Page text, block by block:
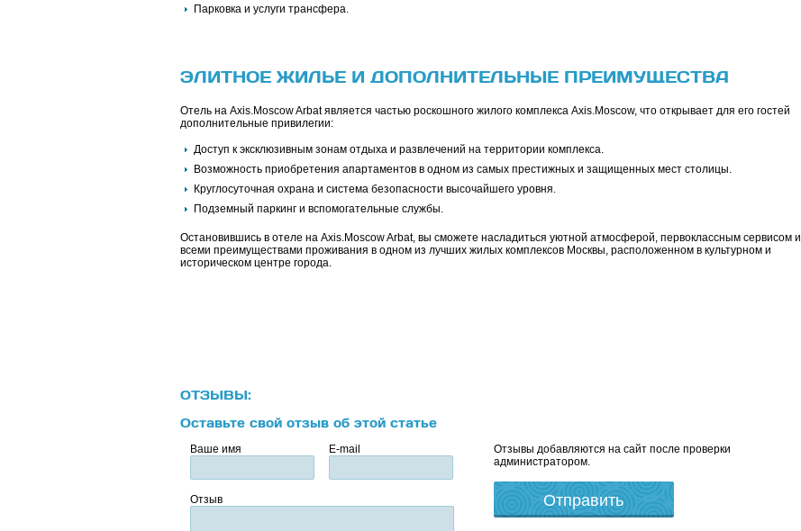
Парковка и услуги трансфера.
ЭЛИТНОЕ ЖИЛЬЕ И ДОПОЛНИТЕЛЬНЫЕ ПРЕИМУЩЕСТВА
Отель на Axis.Moscow Arbat является частью роскошного жилого комплекса Axis.Moscow, что открывает для его гостей
дополнительные привилегии:
Доступ к эксклюзивным зонам отдыха и развлечений на территории комплекса.
Возможность приобретения апартаментов в одном из самых престижных и защищенных мест столицы.
Круглосуточная охрана и система безопасности высочайшего уровня.
Подземный паркинг и вспомогательные службы.
Остановившись в отеле на Axis.Moscow Arbat, вы сможете насладиться уютной атмосферой, первоклассным сервисом и
всеми преимуществами проживания в одном из лучших жилых комплексов Москвы, расположенном в культурном и
историческом центре города.
ОТЗЫВЫ:
Оставьте свой отзыв об этой статье
Ваше имя E-mail
Отзыв
Отзывы добавляются на сайт после проверки
администратором.